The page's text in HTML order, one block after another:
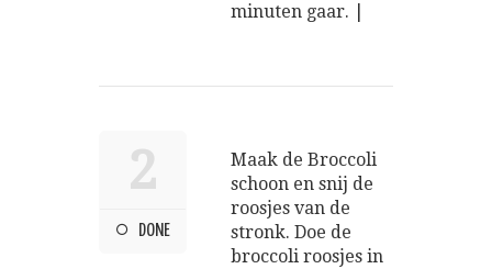
minuten gaar. |
2
DONE
Maak de Broccoli
schoon en snij de
roosjes van de
stronk. Doe de
broccoli roosjes in